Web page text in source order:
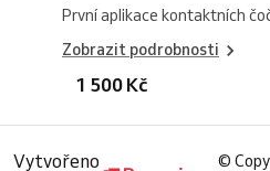
První aplikace kontaktních
Zobrazit podrobnosti
1 500 Kč
Vytvořeno ©